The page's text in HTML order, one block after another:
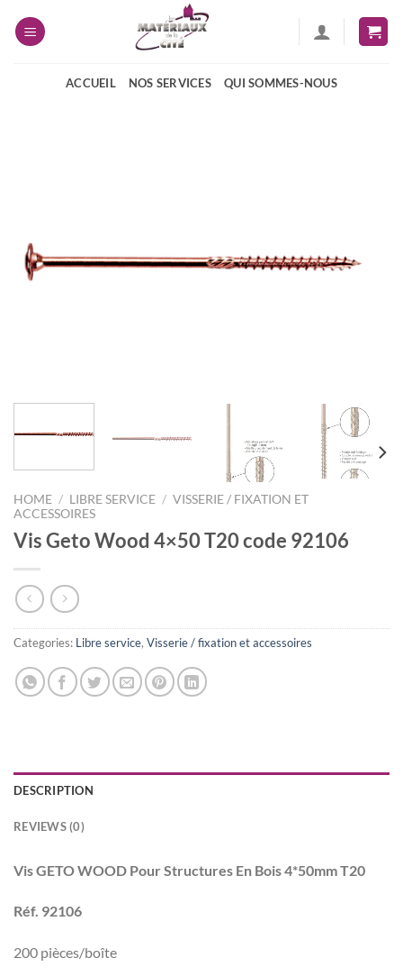
ACCUEIL NOS SERVICES QUI SOMMES-NOUS
HOME / LIBRE SERVICE / VISSERIE / FIXATION ET
ACCESSOIRES
Vis Geto Wood 4×50 T20 code 92106
Categories: Libre service, Visserie / fixation et accessoires
DESCRIPTION
REVIEWS (0)
Vis GETO WOOD Pour Structures En Bois 4*50mm T20
Réf. 92106
200 pièces/boîte